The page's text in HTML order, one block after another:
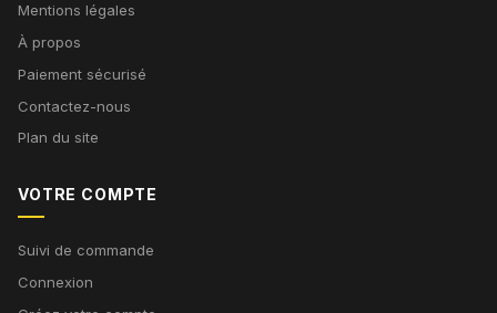
Mentions légales
À propos
Paiement sécurisé
Contactez-nous
Plan du site
VOTRE COMPTE
Suivi de commande
Connexion